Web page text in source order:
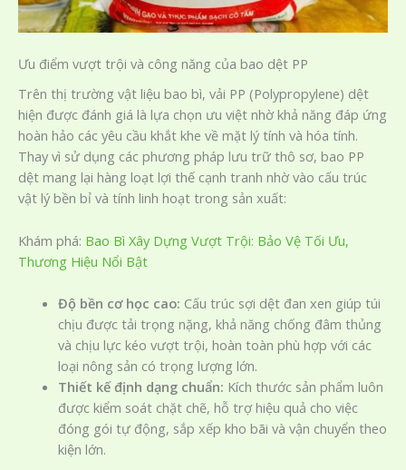
Ưu điểm vượt trội và công năng của bao dệt PP
Trên thị trường vật liệu bao bì, vải PP (Polypropylene) dệt
hiện được đánh giá là lựa chọn ưu việt nhờ khả năng đáp ứng
hoàn hảo các yêu cầu khắt khe về mặt lý tính và hóa tính.
Thay vì sử dụng các phương pháp lưu trữ thô sơ, bao PP
dệt mang lại hàng loạt lợi thế cạnh tranh nhờ vào cấu trúc
vật lý bền bỉ và tính linh hoạt trong sản xuất:
Khám phá: Bao Bì Xây Dựng Vượt Trội: Bảo Vệ Tối Ưu,
Thương Hiệu Nổi Bật
Độ bền cơ học cao: Cấu trúc sợi dệt đan xen giúp túi
chịu được tải trọng nặng, khả năng chống đâm thủng
và chịu lực kéo vượt trội, hoàn toàn phù hợp với các
loại nông sản có trọng lượng lớn.
Thiết kế định dạng chuẩn: Kích thước sản phẩm luôn
được kiểm soát chặt chẽ, hỗ trợ hiệu quả cho việc
đóng gói tự động, sắp xếp kho bãi và vận chuyển theo
kiện lớn.